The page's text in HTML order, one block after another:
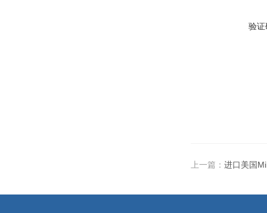
验证
上一篇： 进口美国